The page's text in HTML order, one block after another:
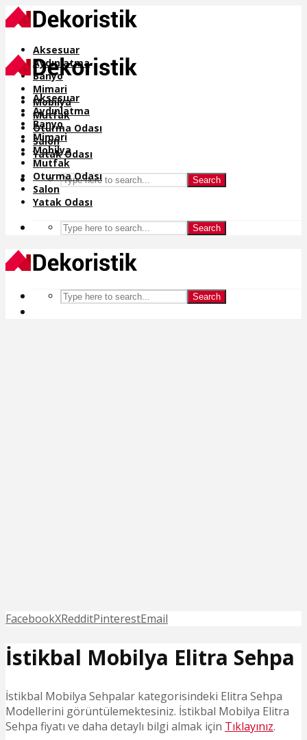
Aksesuar
Aydınlatma
Banyo
Mimari
Mobilya
Mutfak
Oturma Odası
Salon
Yatak Odası
Search
Aksesuar
Aydınlatma
Banyo
Mimari
Mobilya
Mutfak
Oturma Odası
Salon
Yatak Odası
Search
Search
FacebookXRedditPinterestEmail
İstikbal Mobilya Elitra Sehpa
İstikbal Mobilya Sehpalar kategorisindeki Elitra Sehpa
Modellerini görüntülemektesiniz. İstikbal Mobilya Elitra
Sehpa fiyatı ve daha detaylı bilgi almak için Tıklayınız.